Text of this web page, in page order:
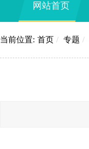
网站首页
当前位置: 首页 / 专题 /